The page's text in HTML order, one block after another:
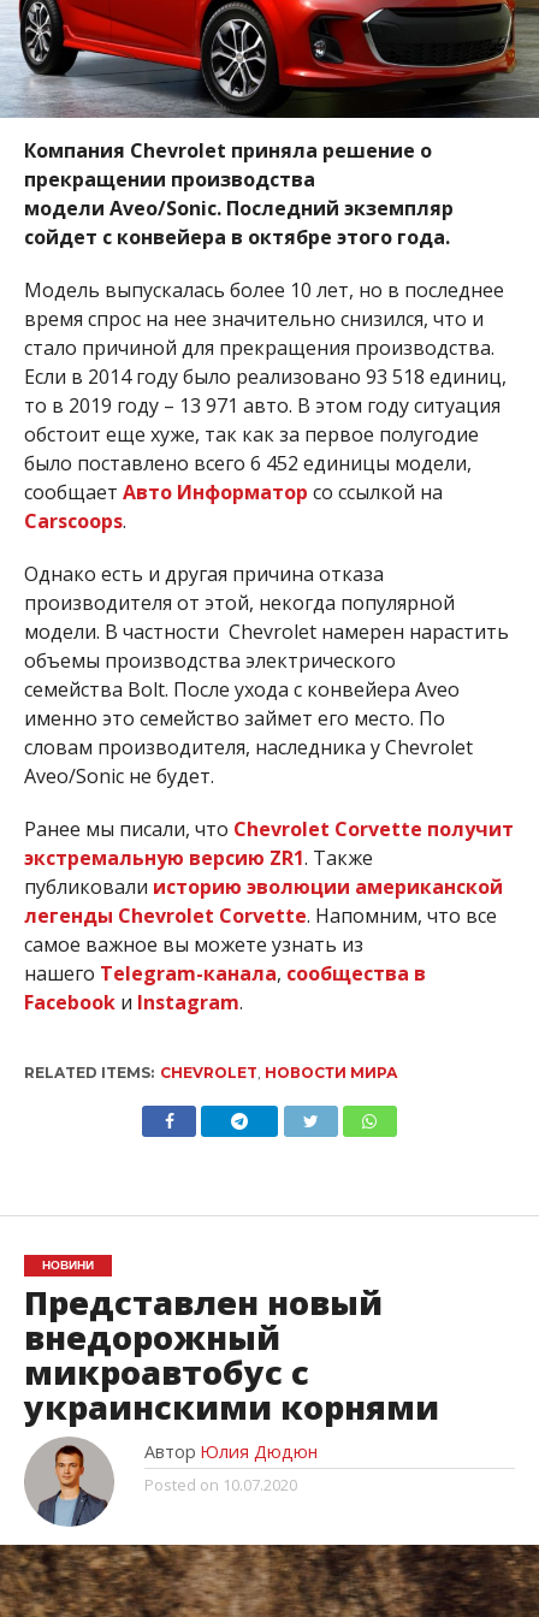
Компания Chevrolet приняла решение о
прекращении производства
модели Aveo/Sonic. Последний экземпляр
сойдет с конвейера в октябре этого года.
Модель выпускалась более 10 лет, но в последнее
время спрос на нее значительно снизился, что и
стало причиной для прекращения производства.
Если в 2014 году было реализовано 93 518 единиц,
то в 2019 году – 13 971 авто. В этом году ситуация
обстоит еще хуже, так как за первое полугодие
было поставлено всего 6 452 единицы модели,
сообщает Авто Информатор со ссылкой на
Carscoops.
Однако есть и другая причина отказа
производителя от этой, некогда популярной
модели. В частности Chevrolet намерен нарастить
объемы производства электрического
семейства Bolt. После ухода с конвейера Aveo
именно это семейство займет его место. По
словам производителя, наследника у Chevrolet
Aveo/Sonic не будет.
Ранее мы писали, что Chevrolet Corvette получит
экстремальную версию ZR1. Также
публиковали историю эволюции американской
легенды Chevrolet Corvette. Напомним, что все
самое важное вы можете узнать из
нашего Telegram-канала, сообщества в
Facebookи Instagram.
RELATED ITEMS: CHEVROLET НОВОСТИ МИРА
НОВИНИ
Представлен новый
внедорожный
микроавтобус с
украинскими корнями
Автор Юлия Дюдюн
Posted on 10.07.2020